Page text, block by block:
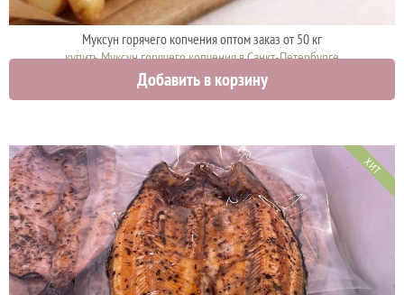
Муксун горячего копчения оптом заказ от 50 кг
купить Муксун горячего копчения в Санкт-Петербурге
1490 руб.
Добавить в корзину
ХИТ